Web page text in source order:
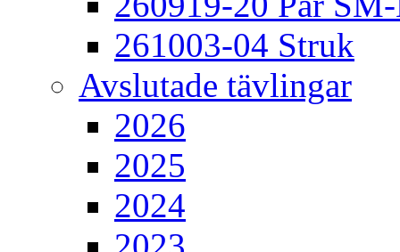
261003-04 Struk
Avslutade tävlingar
2026
2025
2024